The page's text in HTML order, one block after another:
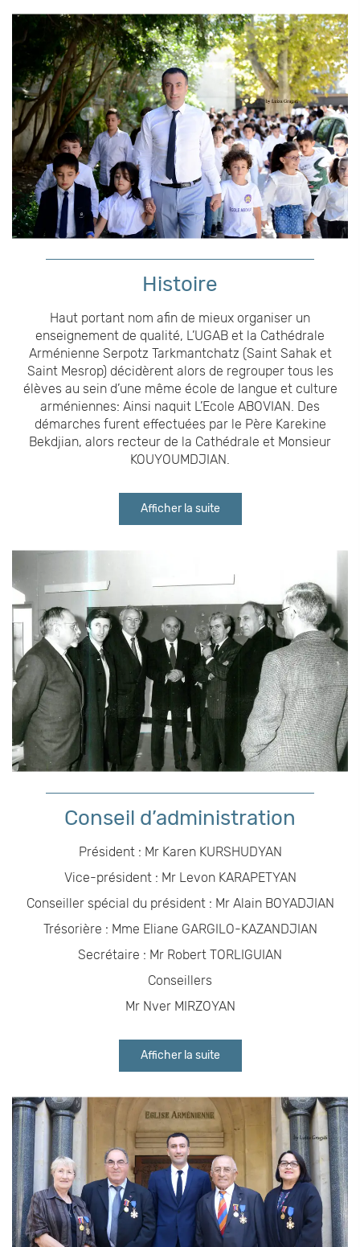
Histoire
Haut portant nom afin de mieux organiser un
enseignement de qualité, L’UGAB et la Cathédrale
Arménienne Serpotz Tarkmantchatz (Saint Sahak et
Saint Mesrop) décidèrent alors de regrouper tous les
élèves au sein d’une même école de langue et culture
arméniennes: Ainsi naquit L’Ecole ABOVIAN. Des
démarches furent effectuées par le Père Karekine
Bekdjian, alors recteur de la Cathédrale et Monsieur
KOUYOUMDJIAN.
Afficher la suite
Conseil d’administration
Président : Mr Karen KURSHUDYAN
Vice-président : Mr Levon KARAPETYAN
Conseiller spécial du président : Mr Alain BOYADJIAN
Trésorière : Mme Eliane GARGILO-KAZANDJIAN
Secrétaire : Mr Robert TORLIGUIAN
Conseillers
Mr Nver MIRZOYAN
Afficher la suite